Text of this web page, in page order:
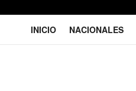
INICIO NACIONALES